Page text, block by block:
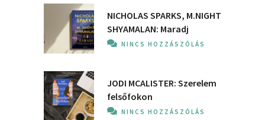
NICHOLAS SPARKS, M.NIGHT
SHYAMALAN: Maradj
NINCS HOZZÁSZÓLÁS
JODI MCALISTER: Szerelem
felsőfokon
NINCS HOZZÁSZÓLÁS